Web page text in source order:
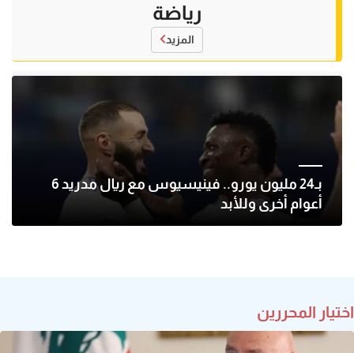
رياضة
المزيد
بـ24 مليون يورو.. فينيسيوس مع ريال مدريد 6
أعوام أخرى وللأبد
اختيار المحررين